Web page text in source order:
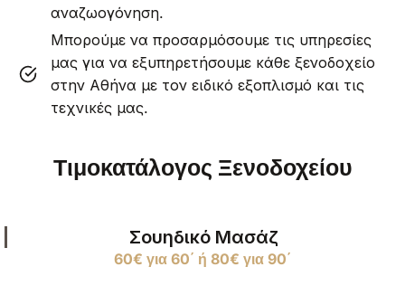
αναζωογόνηση.
Μπορούμε να προσαρμόσουμε τις υπηρεσίες
μας για να εξυπηρετήσουμε κάθε ξενοδοχείο
στην Αθήνα με τον ειδικό εξοπλισμό και τις
τεχνικές μας.
Τιμοκατάλογος Ξενοδοχείου
Σουηδικό Μασάζ
60€ για 60΄ ή 80€ για 90΄